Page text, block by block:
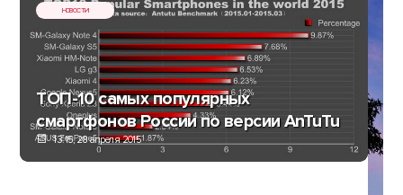
НОВОСТИ
ТОП-10 самых популярных
смартфонов России по версии AnTuTu
13:15, 28 апреля 2015